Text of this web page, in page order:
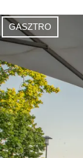
GASZTRO